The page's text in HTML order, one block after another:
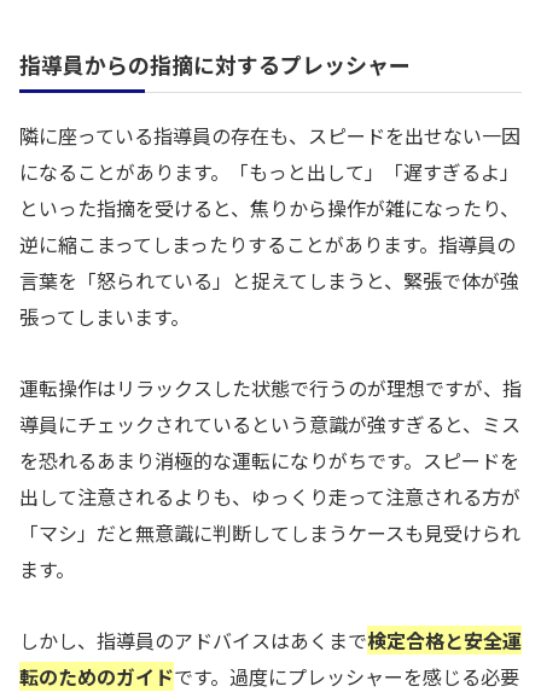
指導員からの指摘に対するプレッシャー
隣に座っている指導員の存在も、スピードを出せない一因
になることがあります。「もっと出して」「遅すぎるよ」
といった指摘を受けると、焦りから操作が雑になったり、
逆に縮こまってしまったりすることがあります。指導員の
言葉を「怒られている」と捉えてしまうと、緊張で体が強
張ってしまいます。
運転操作はリラックスした状態で行うのが理想ですが、指
導員にチェックされているという意識が強すぎると、ミス
を恐れるあまり消極的な運転になりがちです。スピードを
出して注意されるよりも、ゆっくり走って注意される方が
「マシ」だと無意識に判断してしまうケースも見受けられ
ます。
しかし、指導員のアドバイスはあくまで検定合格と安全運
転のためのガイドです。過度にプレッシャーを感じる必要